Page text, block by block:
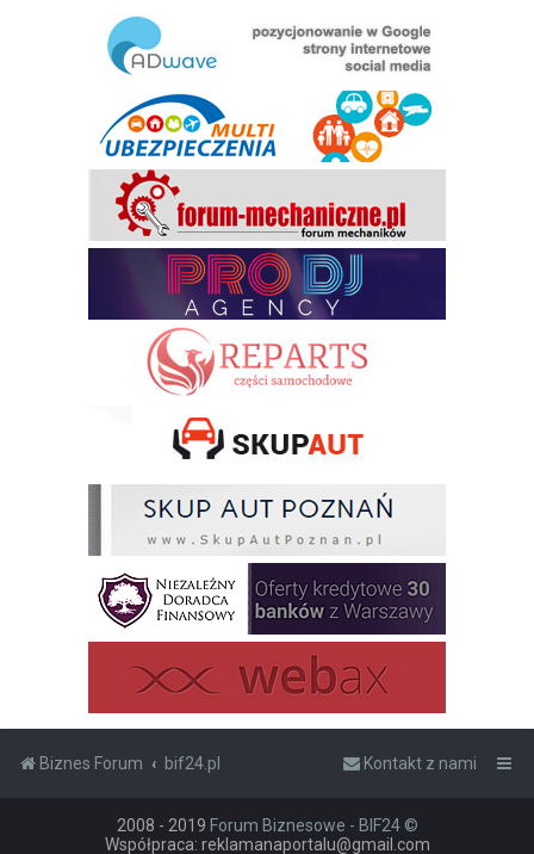
Biznes Forum bif24.pl Kontakt z nami
2008 - 2019 Forum Biznesowe - BIF24 ©
Współpraca: reklamanaportalu@gmail.com